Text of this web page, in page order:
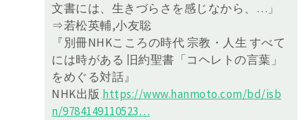
文書には、生きづらさを感じなから、…」
⇒若松英輔,小友聡
『別冊NHKこころの時代 宗教・人生 すべて
には時がある 旧約聖書「コヘレトの言葉」
をめぐる対話』
NHK出版 https://www.hanmoto.com/bd/isb
n/9784149110523…